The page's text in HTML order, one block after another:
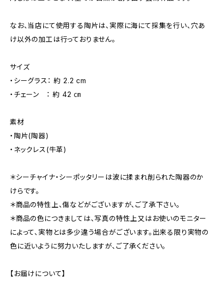
なお、当店にて使用する陶片は、実際に海にて採集を行い、穴あ
け以外の加工は行っておりません。
サイズ
・シーグラス： 約 2.2 cm
・チェーン ： 約 42 ㎝
素材
・陶片(陶器)
・ネックレス(牛革)
＊シーチャイナ・シーポッタリーは波に揉まれ削られた陶器のか
けらです。
＊商品の特性上、傷などがございますが、ご了承下さい。
＊商品の色につきましては、写真の特性上又はお使いのモニター
によって、実物とは多少違う場合がございます。出来る限り実物の
色に近いように努力いたしますが、ご了承ください。
【お届けについて】